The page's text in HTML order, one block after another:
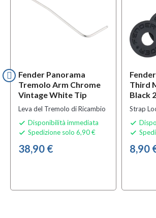
Fender Panorama
Tremolo Arm Chrome
Vintage White Tip
Leva del Tremolo di Ricambio
 Disponibilità immediata
 Spedizione solo 6,90 €
38,90 €
Third
Black
Strap


8,90